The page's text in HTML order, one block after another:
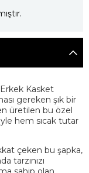
Kasket
gereken şık bir
üretilen bu özel
hem sıcak tutar
çeken bu şapka,
tarzınızı